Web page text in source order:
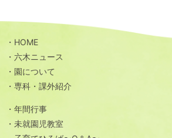
HOME
六木ニュース
園について
専科・課外紹介
年間行事
未就園児教室